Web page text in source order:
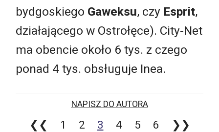
bydgoskiego Gaweksu, czy Esprit,
działającego w Ostrołęce). City-Net
ma obencie około 6 tys. z czego
ponad 4 tys. obsługuje Inea.
NAPISZ DO AUTORA
❮❮ 1 2 3 4 5 6 ❯❯